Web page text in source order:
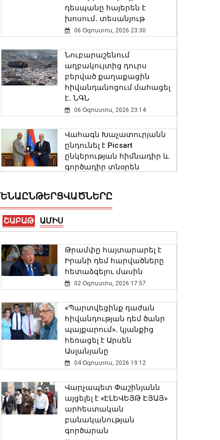
դեսպանը հայերեն է
խոսում․ տեսանյութ
06 Օգոստոս, 2026 23:30
Նուբարաշենում
աղբակույտից դուրս
բերված քաղաքացին
հիվանդանոցում մահացել
է․ ՆԳՆ
06 Օգոստոս, 2026 23:14
Վահագն Խաչատուրյանն
ընդունել է Picsart
ընկերության հիմնադիր և
գործադիր տնօրեն
հարևանությամբ գտնվող
աղբավայրում
06 Օգոստոս, 2026 22:33
փրկարարները վարորդին
դուրս են բերել
արգելափակումից
06 Օգոստոս, 2026 22:09
Փոփոխություններ են
ավտոբուսային
երթուղիներում
06 Օգոստոս, 2026 21:47
ԱԳ փոխնախարարը
ՇԱԲԱԹ ԱՄԻՍ
Թրամփը հայտարարել է
Իրանի դեմ հարվածները
հետաձգելու մասին
02 Օգոստոս, 2026 17:57
«Պարտվեցինք դաժան
հիվանդության դեմ ծանր
պայքարում»․ կյանքից
հեռացել է Արսեն
Ասլանյանը
04 Օգոստոս, 2026 19:12
Վարչապետ Փաշինյանն
այցելել է «ԷԼԵՎԵՅԹ ԷՅԱՅ»
արհեստական
բանականության
գործարան